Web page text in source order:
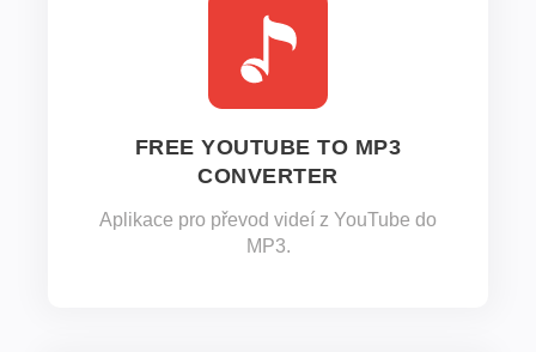
FREE YOUTUBE TO MP3
CONVERTER
Aplikace pro převod videí z YouTube do
MP3.